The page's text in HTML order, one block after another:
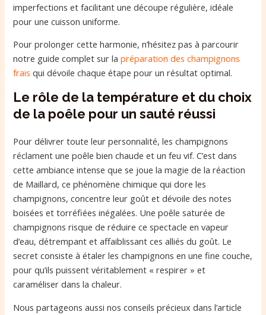
imperfections et facilitant une découpe régulière, idéale
pour une cuisson uniforme.
Pour prolonger cette harmonie, n’hésitez pas à parcourir
notre guide complet sur lapréparation des champignons
frais qui dévoile chaque étape pour un résultat optimal.
Le rôle de la température et du choix
de la poêle pour un sauté réussi
Pour délivrer toute leur personnalité, les champignons
réclament une poêle bien chaude et un feu vif. C’est dans
cette ambiance intense que se joue la magie de la réaction
de Maillard, ce phénomène chimique qui dore les
champignons, concentre leur goût et dévoile des notes
boisées et torréfiées inégalées. Une poêle saturée de
champignons risque de réduire ce spectacle en vapeur
d’eau, détrempant et affaiblissant ces alliés du goût. Le
secret consiste à étaler les champignons en une fine couche,
pour qu’ils puissent véritablement « respirer » et
caraméliser dans la chaleur.
Nous partageons aussi nos conseils précieux dans l’article